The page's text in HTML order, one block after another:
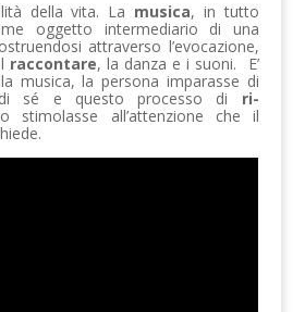
della vita. La musica, in tutto
oggetto intermediario di una
attraverso l’evocazione,
raccontare, la danza e i suoni. E’
musica, la persona imparasse di
sé e questo processo di ri-
stimolasse all’attenzione che il